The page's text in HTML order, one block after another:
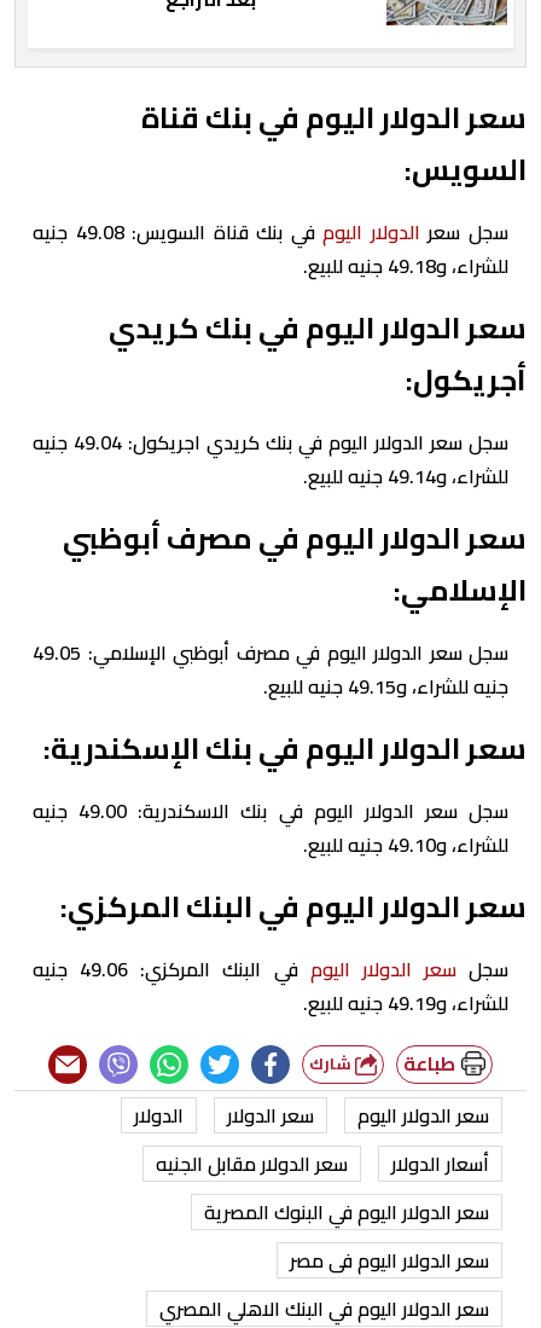
سعر الدولار اليوم في بنك قناة
السويس:
سجل سعر الدولار اليوم
في بنك قناة السويس: 49.08 جنيه
للشراء، و49.18 جنيه للبيع.
سعر الدولار اليوم في بنك كريدي
أجريكول:
سجل سعر الدولار اليوم في بنك كريدي اجريكول: 49.04 جنيه
للشراء، و49.14 جنيه للبيع.
سعر الدولار اليوم في مصرف أبوظبي
الإسلامي:
سجل سعر الدولار اليوم في مصرف أبوظبي الإسلامي: 49.05
جنيه للشراء، و49.15 جنيه للبيع.
سعر الدولار اليوم في بنك الإسكندرية:
سجل سعر الدولار اليوم في بنك الاسكندرية: 49.00 جنيه
للشراء، و49.10 جنيه للبيع.
سعر الدولار اليوم في البنك المركزي:
سجلسعر الدولار اليوم
في البنك المركزي: 49.06 جنيه
للشراء، و49.19 جنيه للبيع.
طباعة
سعر الدولار اليوم سعر الدولار
الدولار
أسعار الدولار
سعر الدولار مقابل الجنيه
سعر الدولار اليوم في البنوك المصرية
سعر الدولار اليوم فى مصر
سعر الدولار اليوم في البنك الاهلي المصري